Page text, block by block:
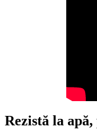
Rezistă la